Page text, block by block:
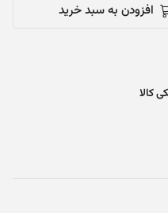
افزودن به سبد خرید
کالا